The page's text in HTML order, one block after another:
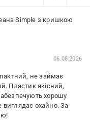
Simple з кришкою
06.08.2026
не займає
Пластик якісний,
хорошу
виглядає охайно. За